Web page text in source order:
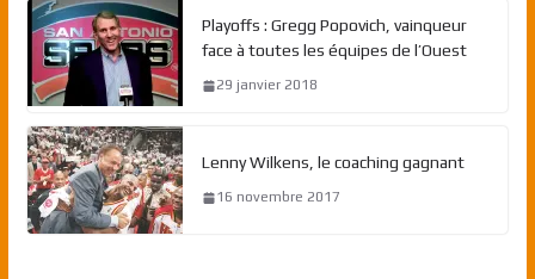
Playoffs : Gregg Popovich, vainqueur
face à toutes les équipes de l’Ouest
29 janvier 2018
Lenny Wilkens, le coaching gagnant
16 novembre 2017